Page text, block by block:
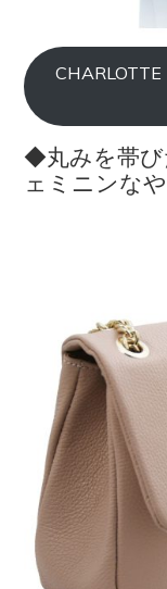
CHARLOTTE
◆丸みを帯び
ェミニンな